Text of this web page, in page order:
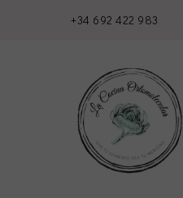
+34 692 422 983